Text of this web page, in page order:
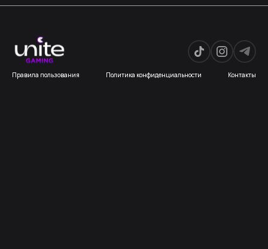
Правила пользования Политика конфиденциальности Контакты